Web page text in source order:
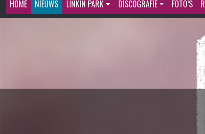
HOME NIEUWS LINKIN PARK DISCOGRAFIE FOTO’S